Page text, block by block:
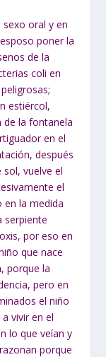
oral y en
poner la
de la
coli en
estiércol,
de la fontanela
en el
después
vuelve el
el
en la medida
serpiente
por eso en
que nace
porque la
pero en
el niño
vivir en el
lo que veían y
porque